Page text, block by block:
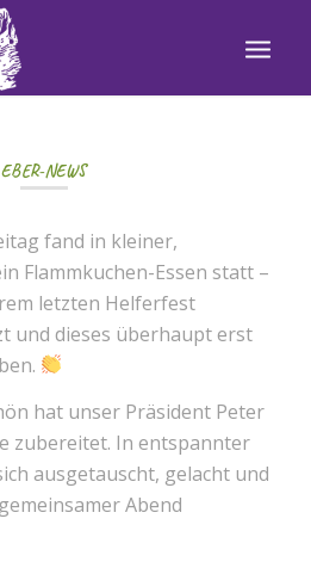
EBER-NEWS
fand in kleiner,
Flammkuchen-Essen statt –
letzten Helferfest
dieses überhaupt erst
hat unser Präsident Peter
zubereitet. In entspannter
ausgetauscht, gelacht und
Abend